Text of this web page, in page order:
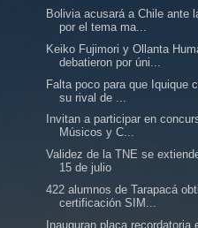
Bolivia acusará a Chile ante
por el tema ma...
Keiko Fujimori y Ollanta
debatieron por úni...
Falta poco para que Iquique
su rival de ...
Invitan a participar en
Músicos y C...
Validez de la TNE se
15 de julio
422 alumnos de Tarapacá
certificación SIM...
Inauguran placa recordatoria